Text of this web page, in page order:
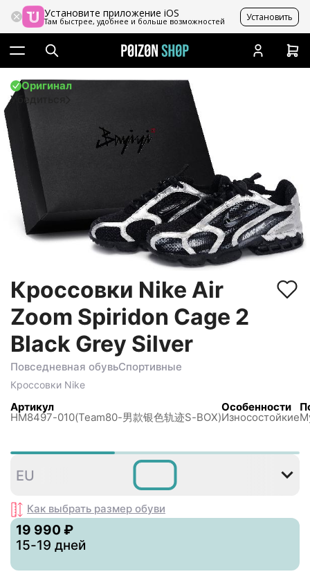
Установите приложение iOS
Там быстрее, удобнее и больше возможностей Установить
Оригинал
Убедиться
Кроссовки Nike Air
Zoom Spiridon Cage 2
Black Grey Silver
Повседневная обувьСпортивные
Кроссовки Nike
Артикул
HM8497-010(Team80-男款银色轨迹S-BOX)
Особенности
Износостойкие
41
EU
Как выбрать размер обуви
19 990 ₽
15-19 дней